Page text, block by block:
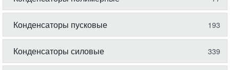
Конденсаторы пусковые 193
Конденсаторы силовые 339